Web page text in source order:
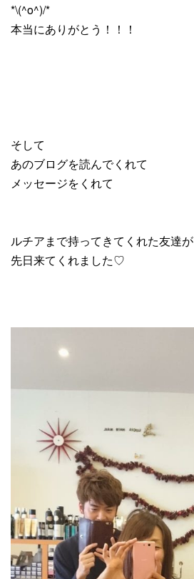
*\(^o^)/*
本当にありがとう！！！
そして
あのブログを読んでくれて
メッセージをくれて
ルチアまで持ってきてくれた友達が
先日来てくれました♡